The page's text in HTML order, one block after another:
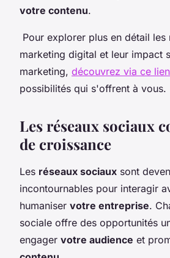
votre contenu.
Pour explorer plus en détail les
marketing digital et leur impact
marketing, découvrez via ce lien
possibilités qui s'offrent à vous.
Les réseaux sociaux
de croissance
Les réseaux sociaux sont
incontournables pour interagir
humaniser votre entreprise.
sociale offre des opportunités
engager votre audience et